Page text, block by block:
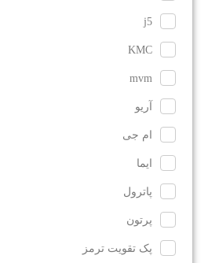
j5
KMC
mvm
آریو
ام جی
ایما
پاترول
پرتون
پک تقویت ترمز